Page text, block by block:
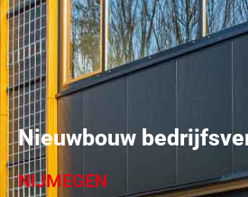
Nieuwbouw
NIJMEGEN